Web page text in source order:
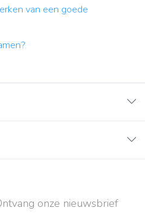
van een goede
onze nieuwsbrief